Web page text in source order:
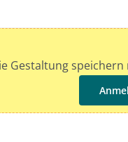
Gestaltung